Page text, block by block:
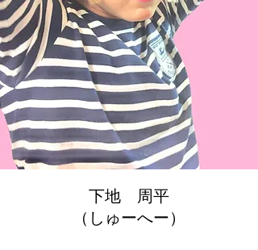
下地 周平
​（しゅーへー）